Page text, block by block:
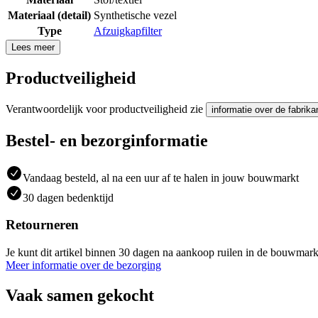
Materiaal (detail) Synthetische vezel
Type
Afzuigkapfilter
Lees meer
Productveiligheid
Verantwoordelijk voor productveiligheid zie informatie over de
Bestel- en bezorginformatie
Vandaag besteld, al na een uur af te halen in jouw bouwmarkt
30 dagen bedenktijd
Retourneren
Je kunt dit artikel binnen 30 dagen na aankoop ruilen in de
Meer informatie over de bezorging
Vaak samen gekocht